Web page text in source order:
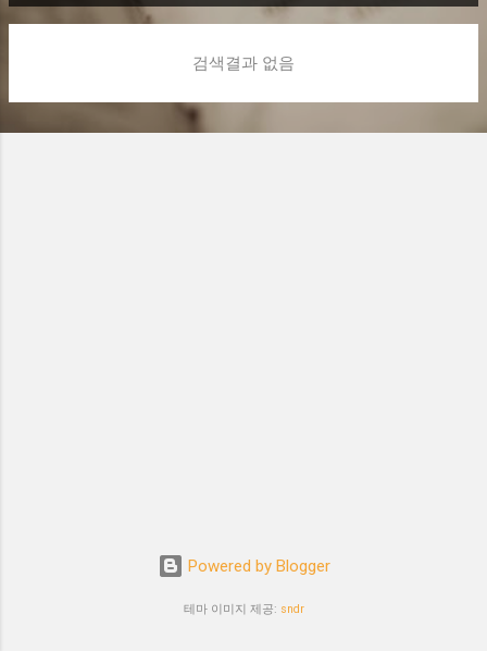
검색결과 없음
Powered by Blogger
테마 이미지 제공: sndr